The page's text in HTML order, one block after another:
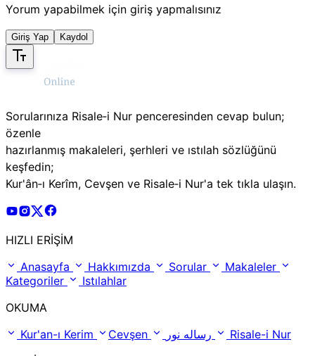
Yorum yapabilmek için giriş yapmalısınız
Giriş Yap Kaydol
Sorularınıza Risale‑i Nur penceresinden cevap bulun;
özenle
hazırlanmış makaleleri, şerhleri ve ıstılah sözlüğünü
keşfedin;
Kur'ân‑ı Kerîm, Cevşen ve Risale‑i Nur'a tek tıkla ulaşın.
Risale Online Youtube Hesabı
Risale Online Instagram Hesabı
Risale Online X Hesabı
HIZLI ERİŞİM
Anasayfa
Hakkımızda Sorular
Makaleler
Kategoriler
Istılahlar
OKUMA
Kur'an-ı Kerim
Cevşen
Risale-i Nur